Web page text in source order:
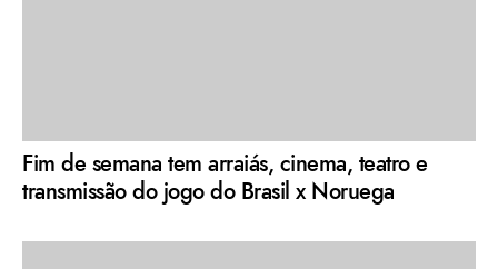
Fim de semana tem arraiás, cinema, teatro e
transmissão do jogo do Brasil x Noruega